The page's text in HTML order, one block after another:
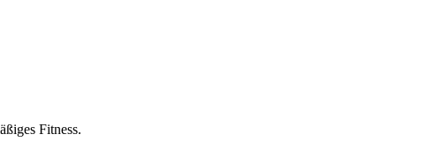
Fitness.